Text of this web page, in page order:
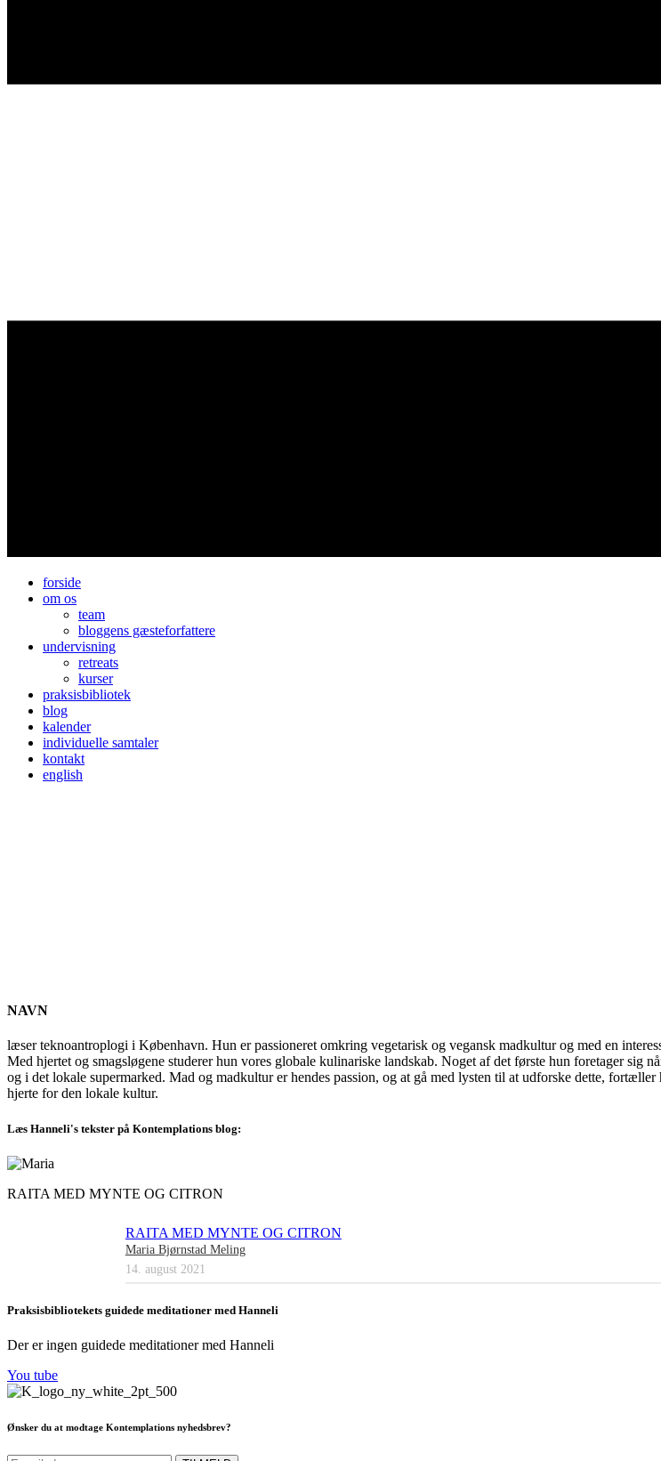
forside
om os
team
bloggens gæsteforfattere
undervisning
retreats
kurser
praksisbibliotek
blog
kalender
individuelle samtaler
kontakt
english
NAVN
læser teknoantroplogi i København. Hun er passioneret omkring vegetarisk og vegansk madkultur og med en
Med hjertet og smagsløgene studerer hun vores globale kulinariske landskab. Noget af det første hun foretager sig
og i det lokale supermarked. Mad og madkultur er hendes passion, og at gå med lysten til at udforske dette,
hjerte for den lokale kultur.
Læs Hanneli's tekster på Kontemplations blog:
RAITA MED MYNTE OG CITRON
RAITA MED MYNTE OG CITRON
Maria Bjørnstad Meling
14. august 2021
Praksisbibliotekets guidede meditationer med Hanneli
Der er ingen guidede meditationer med Hanneli
You tube
Ønsker du at modtage Kontemplations nyhedsbrev?